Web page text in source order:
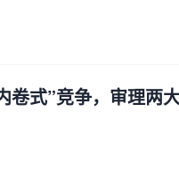
卷式”竞争，审理两